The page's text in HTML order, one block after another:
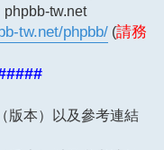
tw.net
tw.net/phpbb/ (請務
版本）以及參考連結